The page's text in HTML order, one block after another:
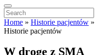
Home » Historie pacjentów »
Historie pacjentów
W drogę z SMA